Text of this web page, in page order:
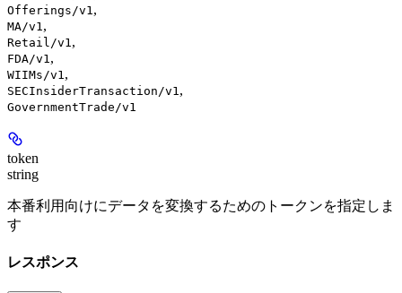
Offerings/v1 ,
MA/v1 ,
Retail/v1 ,
FDA/v1 ,
WIIMs/v1 ,
SECInsiderTransaction/v1 ,
GovernmentTrade/v1
token
string
本番利用向けにデータを変換するためのトークンを指定しま
す
レスポンス